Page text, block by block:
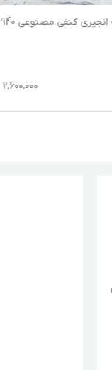
کنفی مصنوعی 2140
2,600,000